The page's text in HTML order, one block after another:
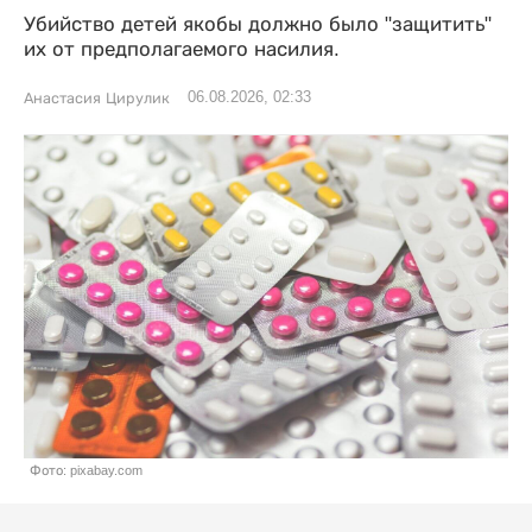
Убийство детей якобы должно было "защитить"
их от предполагаемого насилия.
Анастасия Цирулик 06.08.2026, 02:33
Фото: pixabay.com